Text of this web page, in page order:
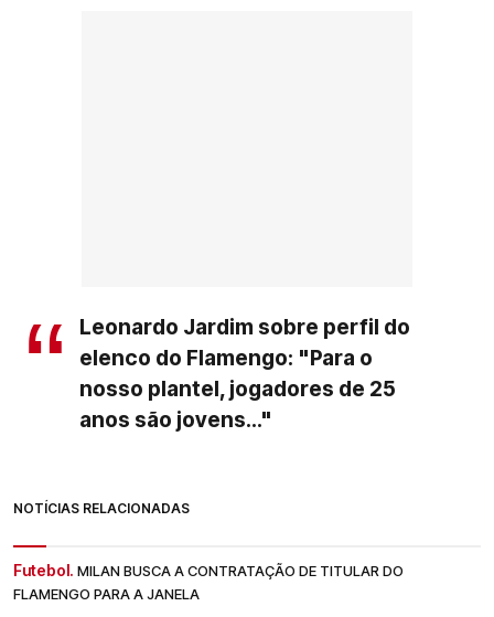
Leonardo Jardim sobre perfil do
elenco do Flamengo: "Para o
nosso plantel, jogadores de 25
anos são jovens..."
NOTÍCIAS RELACIONADAS
Futebol. MILAN BUSCA A CONTRATAÇÃO DE TITULAR DO
FLAMENGO PARA A JANELA